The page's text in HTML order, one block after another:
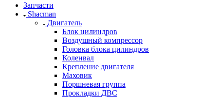
Запчасти
Shacman
Двигатель
Блок цилиндров
Воздушный компрессор
Головка блока цилиндров
Коленвал
Крепление двигателя
Маховик
Поршневая группа
Прокладки ДВС